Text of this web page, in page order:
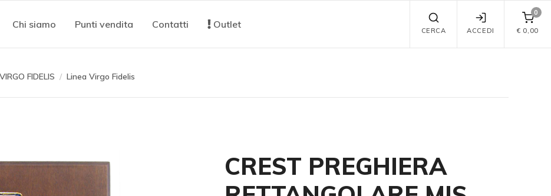
Chi siamo Punti vendita Contatti Outlet
CERCA ACCEDI
0
€ 0,00
VIRGO FIDELIS Linea Virgo Fidelis
CREST PREGHIERA